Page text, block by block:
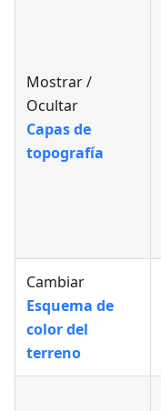
Mostrar /
Ocultar
Capas de
topografía
Cambiar
Esquema de
color del
terreno